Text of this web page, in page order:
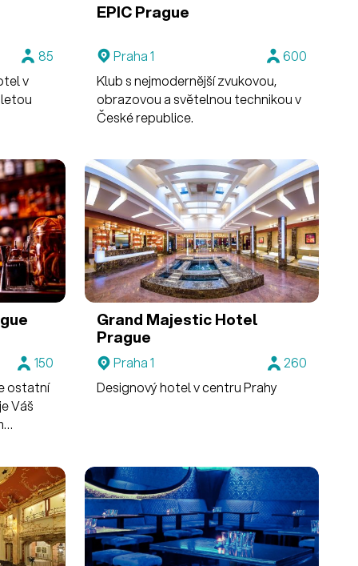
85
v
EPIC Prague
Praha 1
600
Klub s nejmodernější zvukovou,
obrazovou a světelnou technikou v
České republice.
150
ostatní
Váš
Grand Majestic Hotel
Prague
Praha 1
260
Designový hotel v centru Prahy